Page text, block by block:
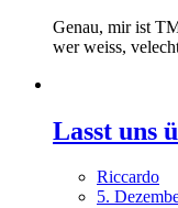
Genau, mir ist
wer weiss,
Lasst uns
Riccardo
5.